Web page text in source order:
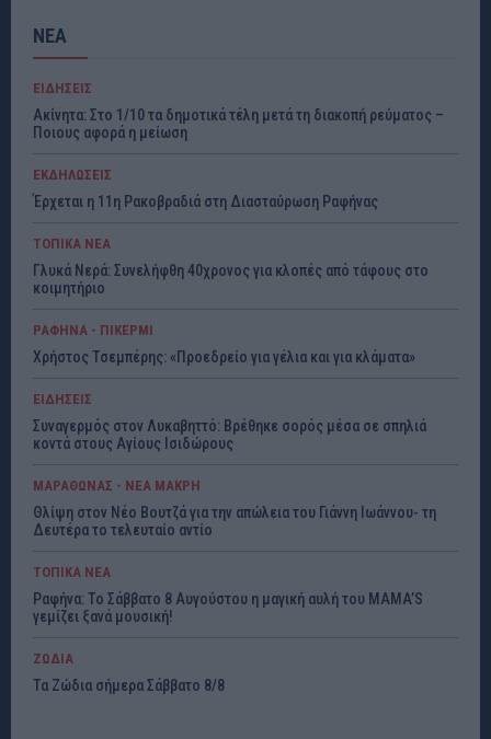
ΝΕΑ
ΕΙΔΗΣΕΙΣ
Ακίνητα: Στο 1/10 τα δημοτικά τέλη μετά τη διακοπή ρεύματος –
Ποιους αφορά η μείωση
ΕΚΔΗΛΩΣΕΙΣ
Έρχεται η 11η Ρακοβραδιά στη Διασταύρωση Ραφήνας
ΤΟΠΙΚΑ ΝΕΑ
Γλυκά Νερά: Συνελήφθη 40χρονος για κλοπές από τάφους στο
κοιμητήριο
ΡΑΦΗΝΑ - ΠΙΚΕΡΜΙ
Χρήστος Τσεμπέρης: «Προεδρείο για γέλια και για κλάματα»
ΕΙΔΗΣΕΙΣ
Συναγερμός στον Λυκαβηττό: Βρέθηκε σορός μέσα σε σπηλιά
κοντά στους Αγίους Ισιδώρους
ΜΑΡΑΘΩΝΑΣ - ΝΕΑ ΜΑΚΡΗ
Θλίψη στον Νέο Βουτζά για την απώλεια του Γιάννη Ιωάννου- τη
Δευτέρα το τελευταίο αντίο
ΤΟΠΙΚΑ ΝΕΑ
Ραφήνα: Το Σάββατο 8 Αυγούστου η μαγική αυλή του MAMA’S
γεμίζει ξανά μουσική!
ΖΩΔΙΑ
Τα Ζώδια σήμερα Σάββατο 8/8